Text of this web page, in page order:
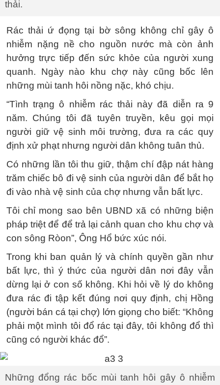
thải.
Rác thải ứ đọng tại bờ sông không chỉ gây ô
nhiễm nặng nề cho nguồn nước mà còn ảnh
hưởng trực tiếp đến sức khỏe của người xung
quanh. Ngày nào khu chợ này cũng bốc lên
những mùi tanh hôi nồng nặc, khó chịu.
“Tình trạng ô nhiễm rác thải này đã diễn ra 9
năm. Chúng tôi đã tuyên truyền, kêu gọi mọi
người giữ vệ sinh môi trường, đưa ra các quy
định xử phạt nhưng người dân không tuân thủ.
Có những lần tôi thu giữ, thậm chí đập nát hàng
trăm chiếc bô đi vệ sinh của người dân để bắt họ
đi vào nhà vệ sinh của chợ nhưng vẫn bất lực.
Tôi chỉ mong sao bên UBND xã có những biện
pháp triệt để để trả lại cảnh quan cho khu chợ và
con sông Ròon”, Ông Hổ bức xúc nói.
Trong khi ban quản lý và chính quyền gần như
bất lực, thì ý thức của người dân nơi đây vẫn
dừng lại ở con số không. Khi hỏi về lý do không
đưa rác đi tập kết đúng nơi quy định, chị Hồng
(người bán cá tại chợ) lớn giọng cho biết: “Không
phải một mình tôi đổ rác tại đây, tôi không đổ thì
cũng có người khác đổ”.
Những đổng rác bốc mùi tanh hôi gây ô nhiễm